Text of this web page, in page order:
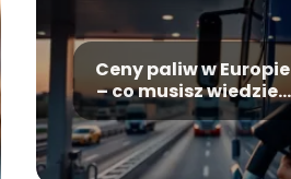
Ceny paliw w Europie
– co musisz wiedzieć
jako zawodowy
kierowca ciężarówki?